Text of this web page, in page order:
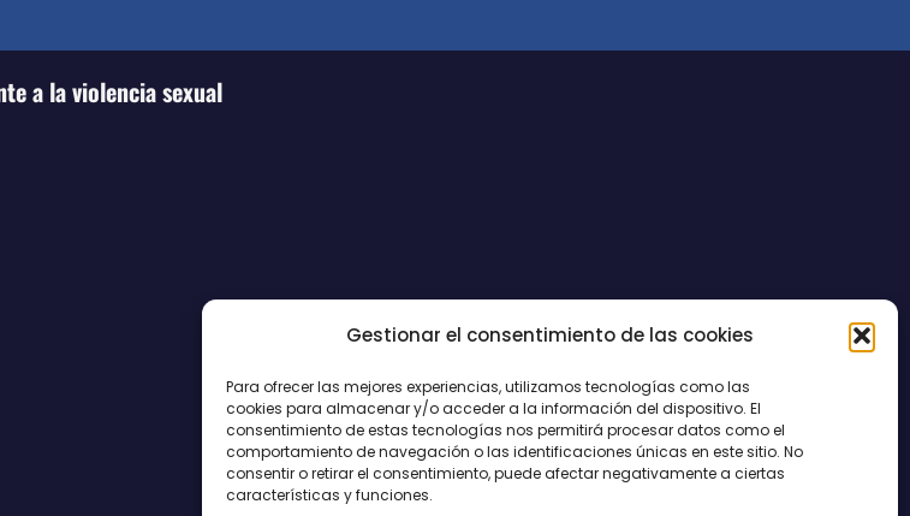
Gestionar el consentimiento de las cookies
Para ofrecer las mejores experiencias, utilizamos tecnologías como las
cookies para almacenar y/o acceder a la información del dispositivo. El
consentimiento de estas tecnologías nos permitirá procesar datos como el
comportamiento de navegación o las identificaciones únicas en este sitio. No
consentir o retirar el consentimiento, puede afectar negativamente a ciertas
características y funciones.
a la violencia sexual
CONTACTO